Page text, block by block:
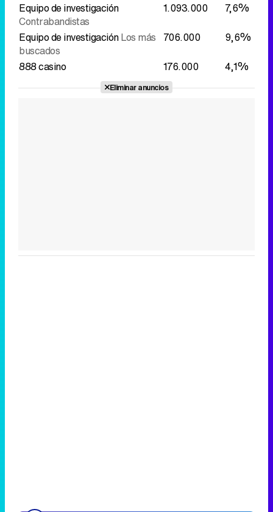
Equipo de investigación
Contrabandistas
1.093.000
7,6%
Equipo de investigaciónLos más
buscados
706.000
9,6%
888 casino
176.000 4,1%
Eliminar anuncios